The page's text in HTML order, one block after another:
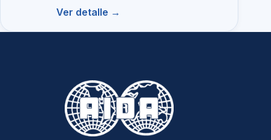
Ver detalle →